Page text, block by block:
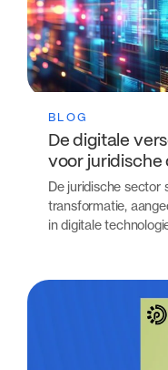
BLOG
De digitale
voor juridische
De juridische sector
transformatie,
in digitale